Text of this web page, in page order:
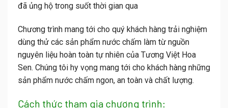
đã ủng hộ trong suốt thời gian qua
Chương trình mang tới cho quý khách hàng trải nghiệm
dùng thử các sản phẩm nước chấm làm từ nguồn
nguyên liệu hoàn toàn tự nhiên của Tương Việt Hoa
Sen. Chúng tôi hy vọng mang tới cho khách hàng những
sản phẩm nước chấm ngon, an toàn và chất lượng.
Cách thức tham gia chương trình: